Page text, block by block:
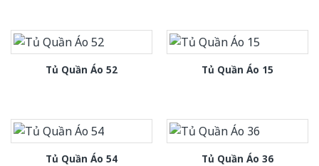
Tủ Quần Áo 52 Tủ Quần Áo 15
Tủ Quần Áo 54 Tủ Quần Áo 36